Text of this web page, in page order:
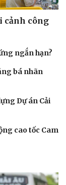
cảnh công
ngắn hạn?
bá nhãn
Dự án Cải
cao tốc Cam